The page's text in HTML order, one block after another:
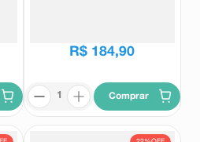
R$ 184,90
Comprar